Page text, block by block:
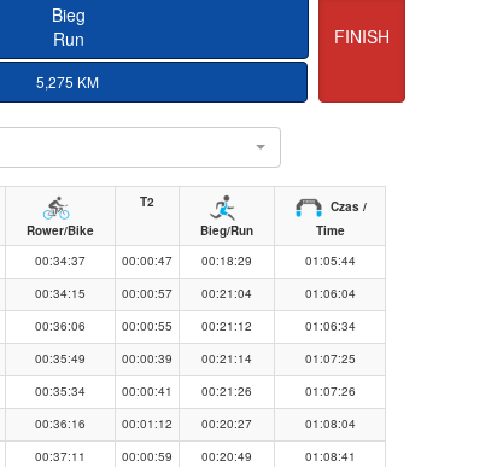
Bieg
Run
5,275 KM
FINISH
Rower/Bike
T2
Bieg/Run
Czas /
Time
00:34:37 00:00:47 00:18:29
01:05:44
00:34:15 00:00:57 00:21:04
01:06:04
00:36:06 00:00:55 00:21:12
01:06:34
00:35:49 00:00:39 00:21:14
01:07:25
00:35:34 00:00:41 00:21:26
01:07:26
00:36:16 00:01:12 00:20:27
01:08:04
00:37:11 00:00:59 00:20:49
01:08:41